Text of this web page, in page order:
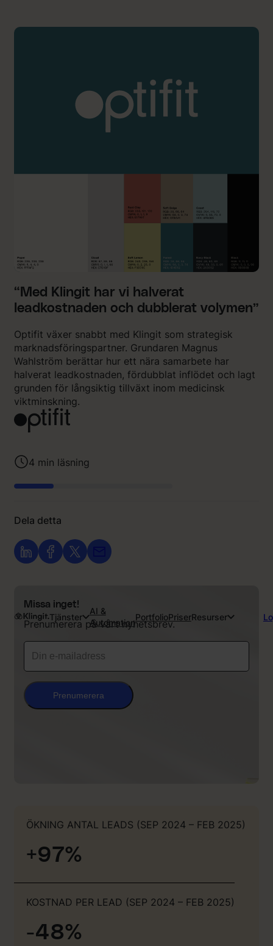
Tjänster
AI &
Automation
PortfolioPriserResurser
“Med Klingit har vi halverat
leadkostnaden och dubblerat volymen”
Optifit växer snabbt med Klingit som strategisk
marknadsföringspartner. Grundaren Magnus
Wahlström berättar hur ett nära samarbete har
halverat leadkostnaden, fördubblat inflödet och lagt
grunden för långsiktig tillväxt inom medicinsk
viktminskning.
4 min läsning
Dela detta
Missa inget!
Prenumerera på vårt nyhetsbrev.
Prenumerera
ÖKNING ANTAL LEADS (SEP 2024 – FEB 2025)
+97%
KOSTNAD PER LEAD (SEP 2024 – FEB 2025)
-48%